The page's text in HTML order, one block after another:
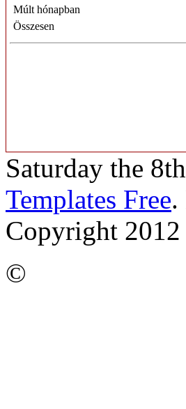
Múlt hónapban
Összesen
Saturday the
Templates Free.
Copyright 2012
©